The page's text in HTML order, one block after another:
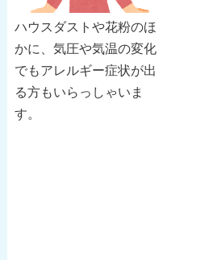
ハウスダストや花粉のほ
かに、気圧や気温の変化
でもアレルギー症状が出
る方もいらっしゃいま
す。